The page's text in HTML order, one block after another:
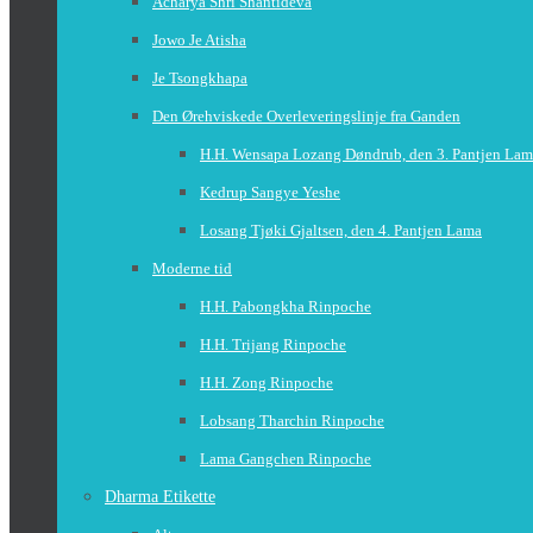
Jowo Je Atisha
Je Tsongkhapa
Den Ørehviskede Overleveringslinje fra Ganden
H.H. Wensapa Lozang Døndrub, den 3. Pantjen
Kedrup Sangye Yeshe
Losang Tjøki Gjaltsen, den 4. Pantjen Lama
Moderne tid
H.H. Pabongkha Rinpoche
H.H. Trijang Rinpoche
H.H. Zong Rinpoche
Lobsang Tharchin Rinpoche
Lama Gangchen Rinpoche
Dharma Etikette